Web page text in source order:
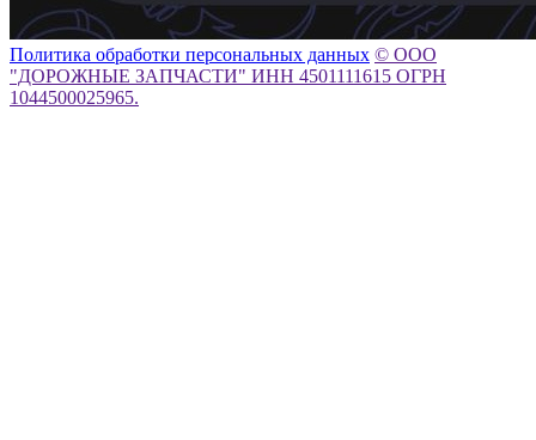
Политика обработки персональных данных © ООО
"ДОРОЖНЫЕ ЗАПЧАСТИ" ИНН 4501111615 ОГРН
1044500025965.